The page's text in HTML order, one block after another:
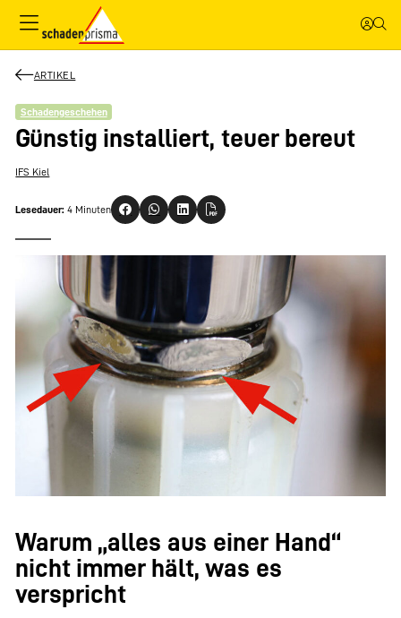
ARTIKEL
Schadengeschehen
Günstig installiert, teuer bereut
IFS Kiel
Lesedauer: 4 Minuten
Warum „alles aus einer Hand“
nicht immer hält, was es
verspricht